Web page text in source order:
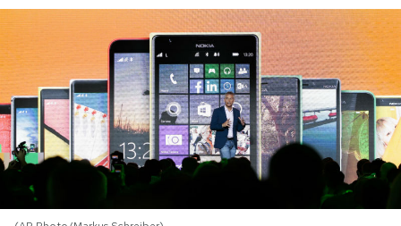
Economia
Altrecose
Mondiali calcio 2026
PODCAST
NEWSLETTER